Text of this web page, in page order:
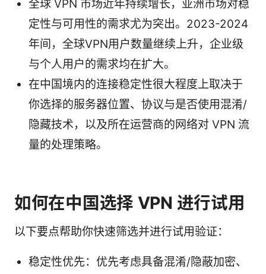
全球 VPN 市场近年持续增长，亚洲市场对稳
定性与可用性的需求尤为突出。2023-2024
年间，全球VPN用户数量继续上升，企业级
与个人用户的需求均在扩大。
在中国境内的连接稳定性很大程度上取决于
你选择的服务器位置、协议与是否使用混淆/
隐藏技术，以及所在运营商的网络对 VPN 流
量的处理策略。
如何在中国选择 VPN 进行试用
以下要点帮助你快速筛选并进行试用验证：
稳定性优先：优先考虑具备混淆/隐蔽加密、